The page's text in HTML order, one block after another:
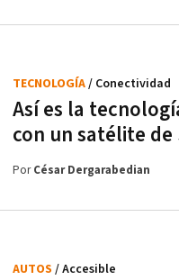
Así es la
con un satélite
TECNOLOGÍA/ Conectividad
PorCésar Dergarabedian
AUTOS / Accesible